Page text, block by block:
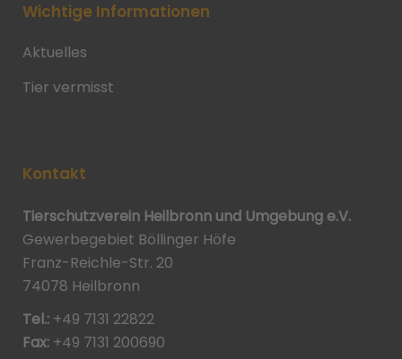
Wichtige Informationen
Aktuelles
Tier vermisst
Kontakt
Tierschutzverein Heilbronn und Umgebung e.V.
Gewerbegebiet Böllinger Höfe
Franz-Reichle-Str. 20
74078 Heilbronn
Tel.: +49 7131 22822
Fax: +49 7131 200690